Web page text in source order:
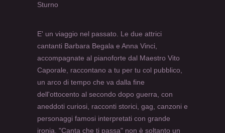
Sturno
E' un viaggio nel passato. Le due attrici
cantanti Barbara Begala e Anna Vinci,
accompagnate al pianoforte dal Maestro Vito
Caporale, raccontano a tu per tu col pubblico,
un arco di tempo che va dalla fine
dell'ottocento al secondo dopo guerra, con
aneddoti curiosi, racconti storici, gag, canzoni e
personaggi famosi interpretati con grande
ironia. "Canta che ti passa" non è soltanto un